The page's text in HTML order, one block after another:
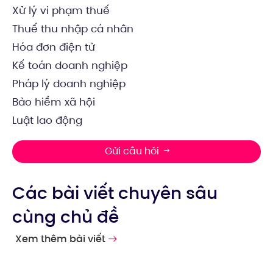
Xử lý vi phạm thuế
Thuế thu nhập cá nhân
Hóa đơn điện tử
Kế toán doanh nghiệp
Pháp lý doanh nghiệp
Bảo hiểm xã hội
Luật lao động
Gửi câu hỏi
Các bài viết chuyên sâu
cùng chủ đề
Xem thêm bài viết